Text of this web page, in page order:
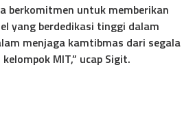
berkomitmen untuk memberikan
yang berdedikasi tinggi dalam
menjaga kamtibmas dari segala
MIT,” ucap Sigit.